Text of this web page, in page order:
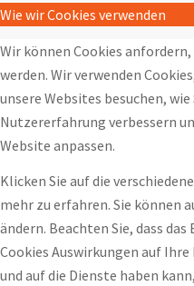
Wie wir Cookies verwenden
Wir können Cookies
werden. Wir verwenden
unsere Websites besuchen,
Nutzererfahrung verbessern
Website anpassen.
Klicken Sie auf die
mehr zu erfahren. Sie können
ändern. Beachten Sie, dass
Cookies Auswirkungen auf
und auf die Dienste haben